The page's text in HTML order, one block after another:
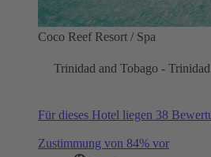
Coco Reef Resort / Spa
Trinidad and Tobago -
Für dieses Hotel liegen 38
Zustimmung von 84% vor